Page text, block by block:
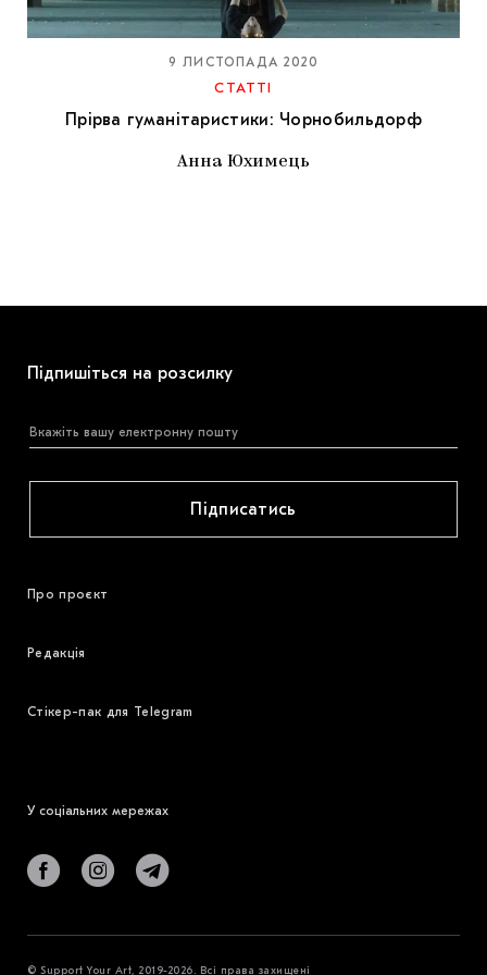
МАРІУПОЛЬСЬКІ МАРГІНАЛІЇ
ДОСЛІДНИЦЬКА ПЛАТФОРМА
9 ЛИСТОПАДА 2020
СТАТТІ
Прірва гуманітаристики: Чорнобильдорф
Анна Юхимець
Підпишіться на розсилку
Підписатись
Про проєкт
Редакція
Стікер-пак для Telegram
У соціальних мережах
© Support Your Art, 2019-2026. Всі права захищені